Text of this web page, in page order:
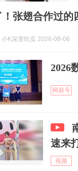
张翅合作过的
小K深度吃瓜 2026-08-06
2026
网易号
速来
视频